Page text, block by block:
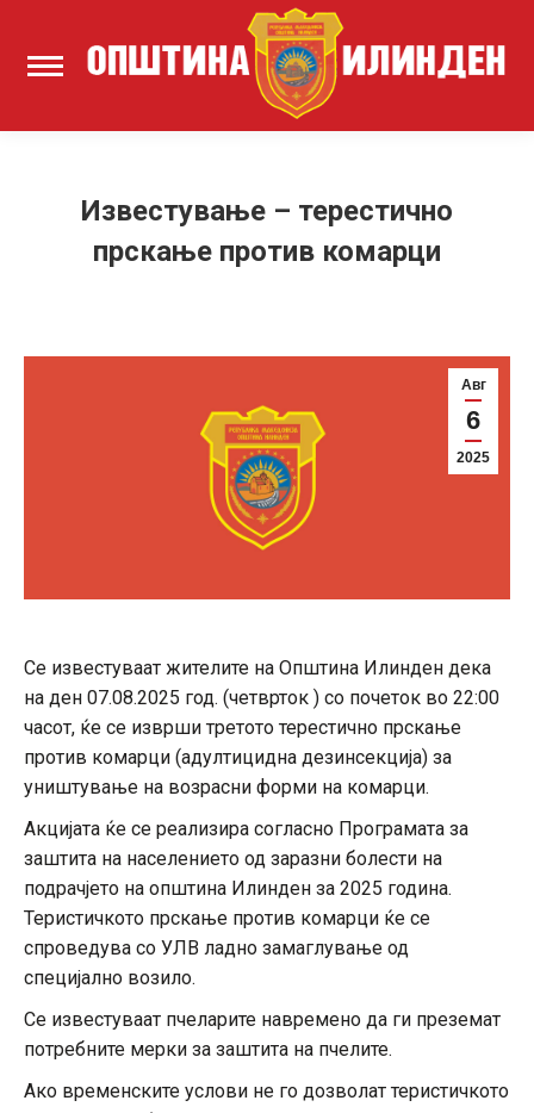
Известување – терестично
прскање против комарци
Авг
6
2025
Се известуваат жителите на Општина Илинден дека
на ден 07.08.2025 год. (четврток ) со почеток во 22:00
часот, ќе се изврши третото терестично прскање
против комарци (адултицидна дезинсекција) за
уништување на возрасни форми на комарци.
Акцијата ќе се реализира согласно Програмата за
заштита на населението од заразни болести на
подрачјето на општина Илинден за 2025 година.
Теристичкото прскање против комарци ќе се
спроведува со УЛВ ладно замаглување од
специјално возило.
Се известуваат пчеларите навремено да ги преземат
потребните мерки за заштита на пчелите.
Ако временските услови не го дозволат теристичкото